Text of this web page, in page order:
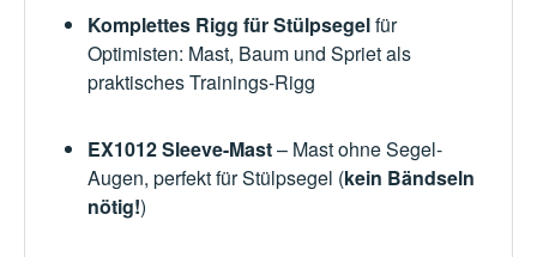
Komplettes Rigg für Stülpsegelfür
Optimisten: Mast, Baum und Spriet als
praktisches Trainings-Rigg
EX1012 Sleeve-Mast– Mast ohne Segel-
Augen, perfekt für Stülpsegel (kein Bändseln
nötig!)